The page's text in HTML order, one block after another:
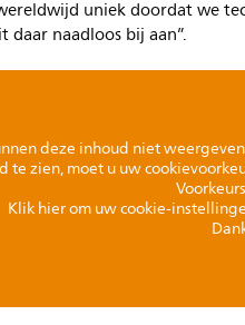
uniek doordat we
daar naadloos bij aan”.
deze inhoud niet
te zien, moet u uw
Klik hier om uw cookie-